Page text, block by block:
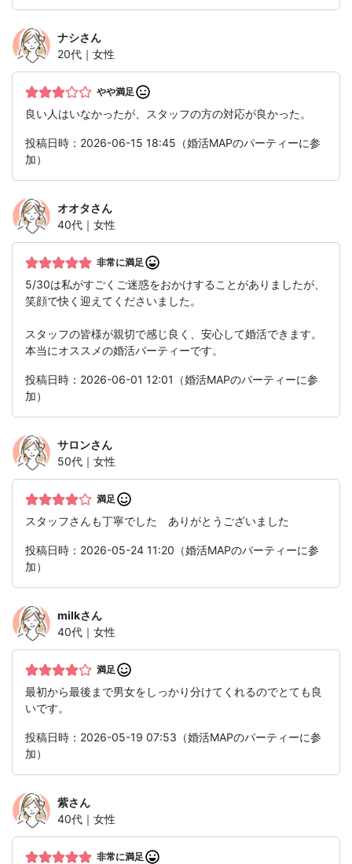
ナシさん
20代｜女性
やや満足
良い人はいなかったが、スタッフの方の対応が良かった。
投稿日時：2026-06-15 18:45（婚活MAPのパーティーに参
加）
オオタさん
40代｜女性
非常に満足
5/30は私がすごくご迷惑をおかけすることがありましたが、
笑顔で快く迎えてくださいました。
スタッフの皆様が親切で感じ良く、安心して婚活できます。
本当にオススメの婚活パーティーです。
投稿日時：2026-06-01 12:01（婚活MAPのパーティーに参
加）
サロンさん
50代｜女性
満足
スタッフさんも丁寧でした ありがとうございました
投稿日時：2026-05-24 11:20（婚活MAPのパーティーに参
加）
milkさん
40代｜女性
満足
最初から最後まで男女をしっかり分けてくれるのでとても良
いです。
投稿日時：2026-05-19 07:53（婚活MAPのパーティーに参
加）
紫さん
40代｜女性
非常に満足